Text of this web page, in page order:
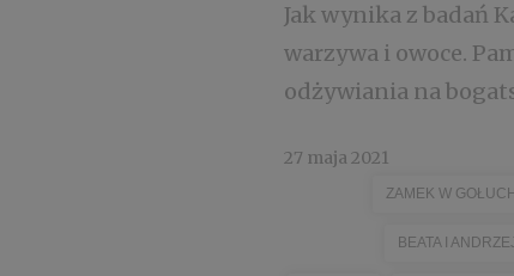
Jak wynika z badań
warzywa i owoce.
odżywiania na
27 maja 2021
ZAMEK W
BEATA I